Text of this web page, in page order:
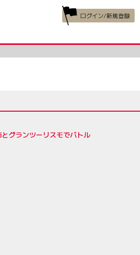
ログイン/新規登録
グランツーリスモでバトル